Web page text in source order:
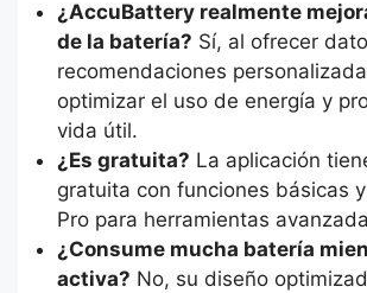
¿AccuBattery realmente
de la batería? Sí, al ofrecer
recomendaciones
optimizar el uso de energía y
vida útil.
¿Es gratuita? La aplicación
gratuita con funciones básicas
Pro para herramientas
¿Consume mucha batería
activa? No, su diseño